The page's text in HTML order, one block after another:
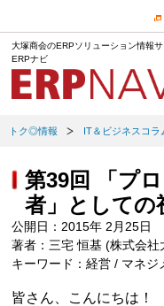
大塚商会のERPソリューション情報サ
ERPナビ
トク◎情報 IT＆ビジネスコラ
第39回 「プ
者」としての
公開日：2015年 2月25日
著者：三宅 恒基 (株式会社
キーワード：経営 / マネジ
皆さん、こんにちは！